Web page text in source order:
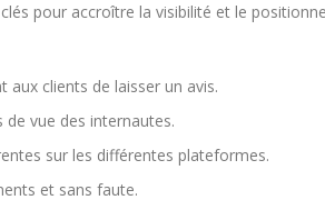
clés pour accroître la visibilité et le
aux clients de laisser un avis.
vue des internautes.
sur les différentes plateformes.
et sans faute.